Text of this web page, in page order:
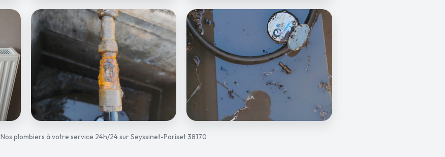
Nos plombiers à votre service 24h/24 sur Seyssinet-Pariset 38170